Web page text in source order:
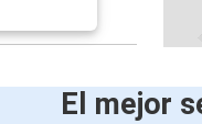
El mejor